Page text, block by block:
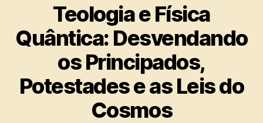
Teologia e Física
Quântica: Desvendando
os Principados,
Potestades e as Leis do
Cosmos